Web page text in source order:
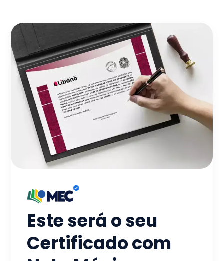
Este será o seu
Certificado com